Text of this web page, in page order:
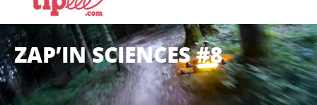
ZAP’IN SCIENCES #8